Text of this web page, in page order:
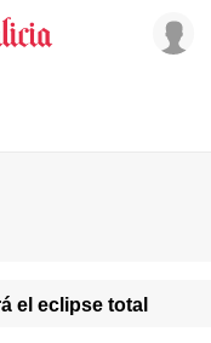
el eclipse total